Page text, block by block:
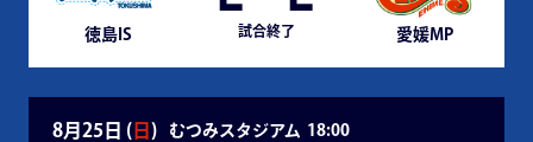
徳島IS 試合終了 愛媛MP
8月25日 ( 日 ) むつみスタジアム 18:00